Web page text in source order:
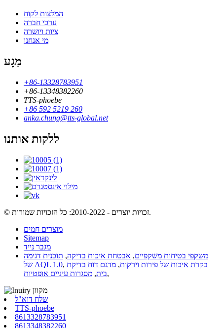
המלצות לקוח
ערכי חברה
ציות ויושרה
מי אנחנו
מַגָע
+86-13328783951
+86-13348382260
TTS-phoebe
+86 592 5219 260
anka.chung@tts-global.net
ללקות אותנו
© זכויות יוצרים - 2010-2022: כל הזכויות שמורות.
מוצרים חמים
Sitemap
מגבר נייד
משקפי בטיחות משקפיים, אבטחת איכות בדיקה, תוכנית דגימה
של AQL 1.0, בקרת איכות של פירות וירקות, מדגם דוח בדיקת
בית, מסגרות עיניים אופטיות ,
שלח דוא"ל
TTS-phoebe
8613328783951
8613348382260